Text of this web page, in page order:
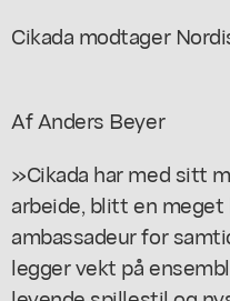
Cikada modtager
Af Anders Beyer
»Cikada har med sitt
arbeide, blitt en
ambassadeur for
legger vekt på